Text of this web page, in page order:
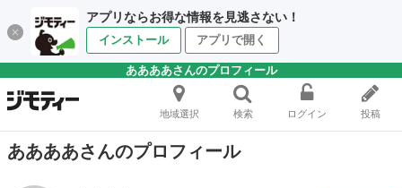
アプリならお得な情報を見逃さない！
インストール アプリで開く
ああああさんのプロフィール
地域選択 検索 ログイン 投稿
ああああさんのプロフィール